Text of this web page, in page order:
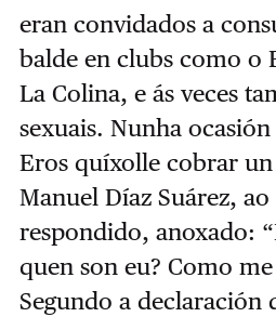
eran convidados a
balde en clubs como o
La Colina, e ás veces
sexuais. Nunha
Eros quíxolle cobrar un
Manuel Díaz Suárez,
respondido, anoxado:
quen son eu? Como
Segundo a declaración